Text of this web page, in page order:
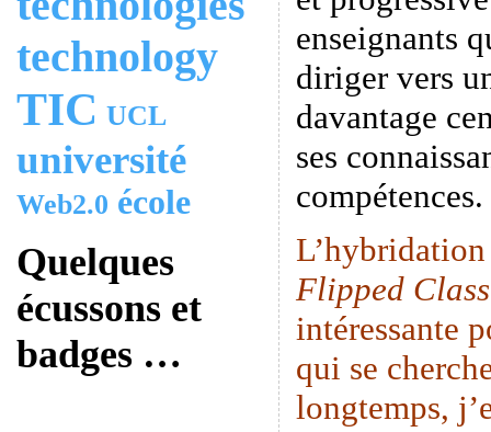
technology
TIC UCL
université
Web2.0 école
Quelques
écussons et
badges …
enseignants
diriger vers
davantage
ses
compétences.
Flipped
intéressante
qui se
longtemps,